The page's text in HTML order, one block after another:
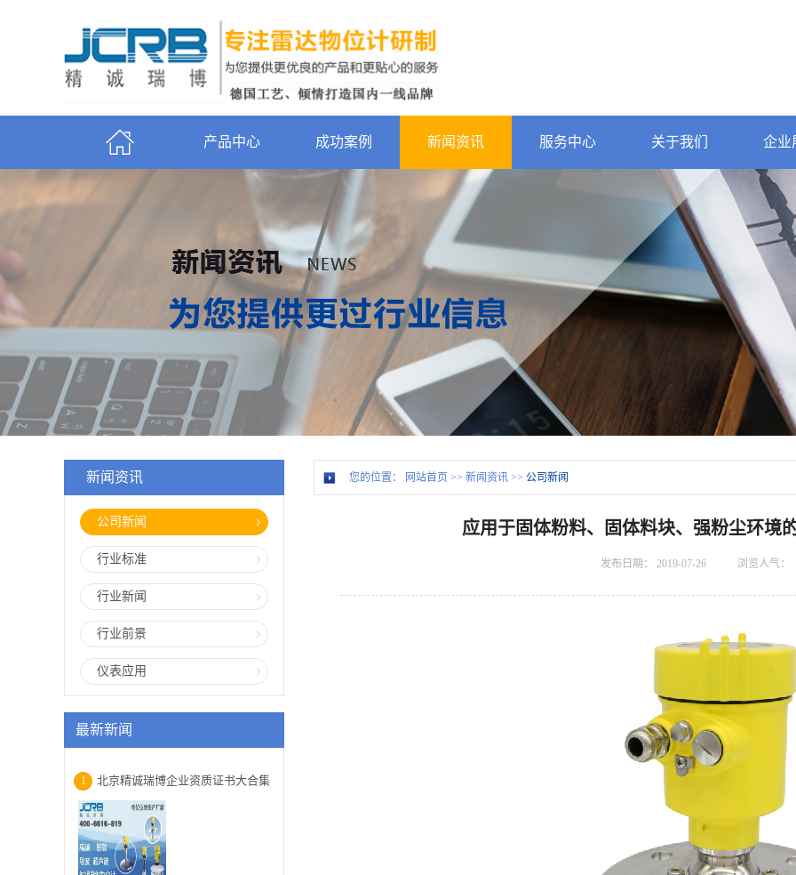
产品中心 成功案例 新闻资讯 服务中心 关于我们 企业
新闻资讯
公司新闻
行业标准
行业新闻
行业前景
仪表应用
最新新闻
1 北京精诚瑞博企业资质证书大合集
您的位置： 网站首页 >> 新闻资讯 >> 公司新闻
应用于固体粉料、固体料块、强粉尘环境
发布日期： 2019-07-26 浏览人气：